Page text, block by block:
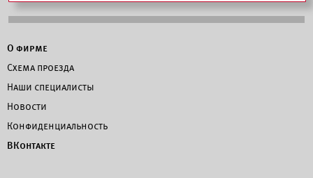
О фирме
Схема проезда
Наши специалисты
Новости
Конфиденциальность
ВКонтакте